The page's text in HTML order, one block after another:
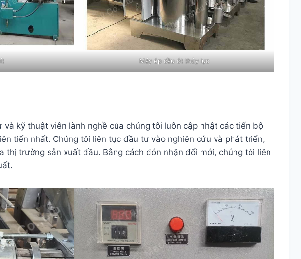
Máy ép dầu ớt thủy lực
kỹ thuật viên lành nghề của chúng tôi luôn cập nhật các tiến bộ
tiến nhất. Chúng tôi liên tục đầu tư vào nghiên cứu và phát triển,
trường sản xuất dầu. Bằng cách đón nhận đổi mới, chúng tôi liên